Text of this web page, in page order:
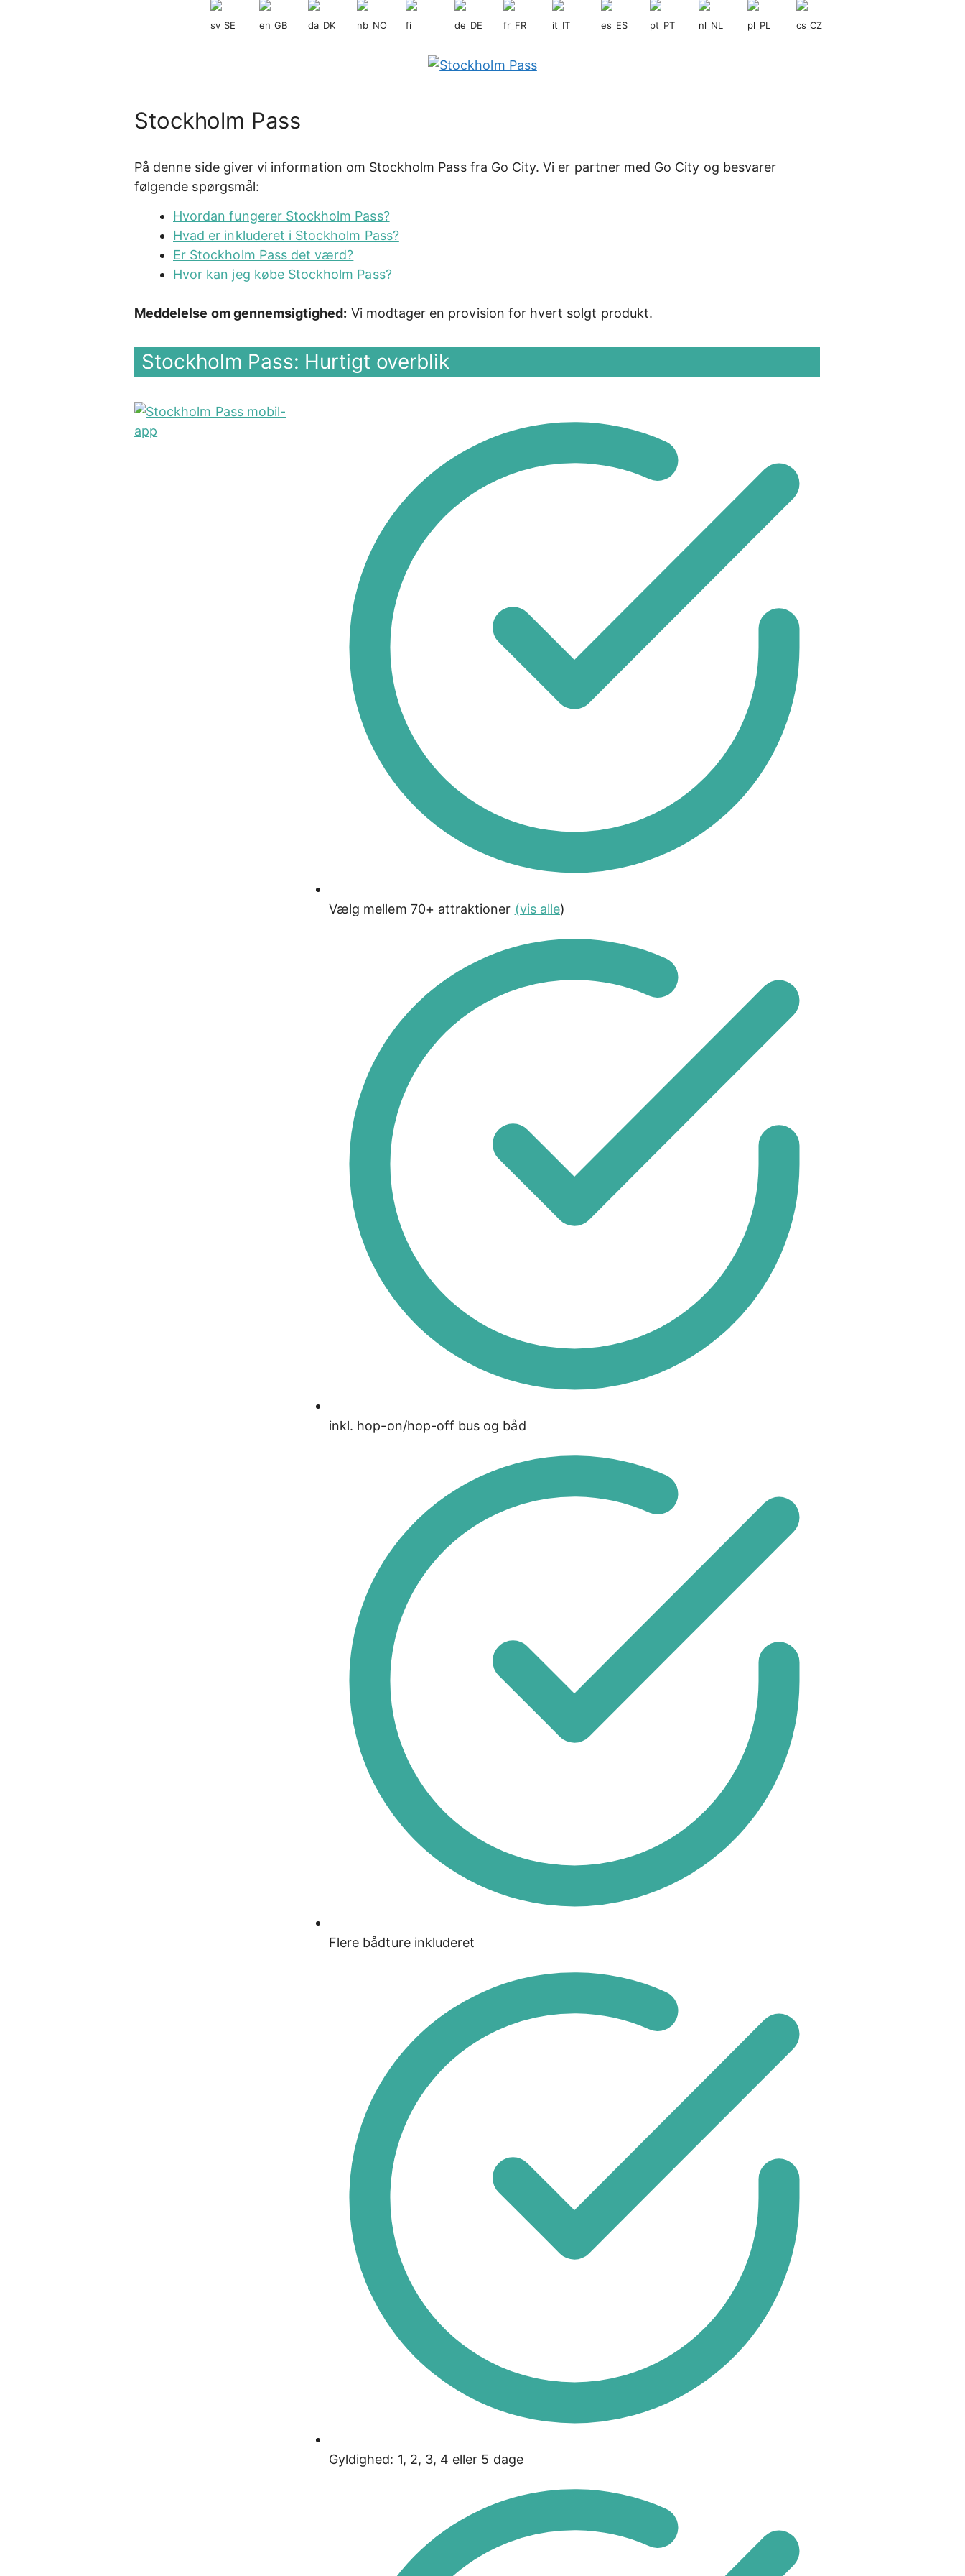
Stockholm Pass
På denne side giver vi information om Stockholm Pass fra Go City. Vi er partner med Go City og besvarer
følgende spørgsmål:
Hvordan fungerer Stockholm Pass?
Hvad er inkluderet i Stockholm Pass?
Er Stockholm Pass det værd?
Hvor kan jeg købe Stockholm Pass?
Meddelelse om gennemsigtighed: Vi modtager en provision for hvert solgt produkt.
Stockholm Pass: Hurtigt overblik
Vælg mellem 70+ attraktioner (vis alle)
inkl. hop-on/hop-off bus og båd
Flere bådture inkluderet
Gyldighed: 1, 2, 3, 4 eller 5 dage